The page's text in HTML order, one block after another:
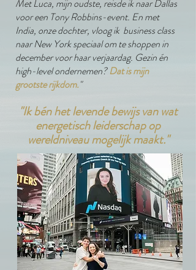
Met Luca, mijn oudste, reisde ik naar Dallas
voor een Tony Robbins-event. En met
India, onze dochter, vloog ik business class
naar New York speciaal om te shoppen in
december voor haar verjaardag. Gezin én
high-level ondernemen?Dat is mijn
grootste rijkdom."​
"Ik bén het levende bewijs van wat
energetisch leiderschap op
wereldniveau mogelijk maakt."